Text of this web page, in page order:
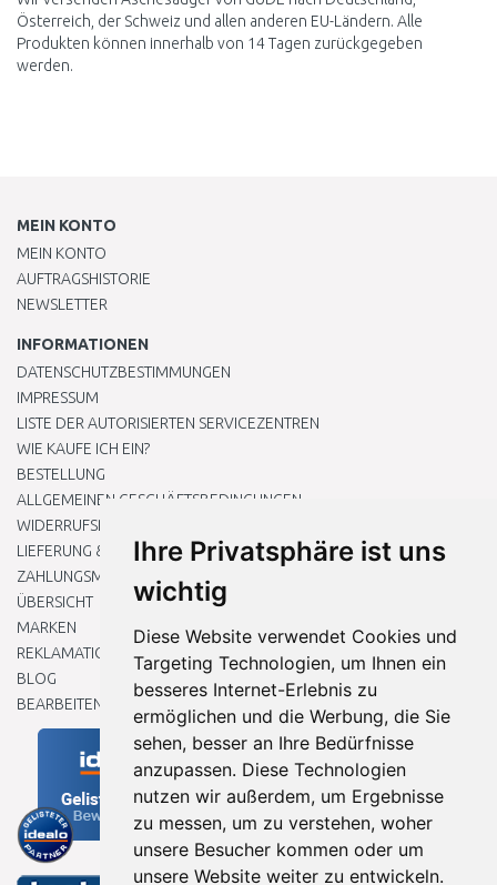
Ihre Privatsphäre ist uns
wichtig
Diese Website verwendet Cookies und
Targeting Technologien, um Ihnen ein
besseres Internet-Erlebnis zu
ermöglichen und die Werbung, die Sie
sehen, besser an Ihre Bedürfnisse
anzupassen. Diese Technologien
nutzen wir außerdem, um Ergebnisse
zu messen, um zu verstehen, woher
unsere Besucher kommen oder um
unsere Website weiter zu entwickeln.
Österreich, der Schweiz und allen anderen EU-Ländern. Alle
Produkten können innerhalb von 14 Tagen zurückgegeben
werden.
MEIN KONTO
MEIN KONTO
AUFTRAGSHISTORIE
NEWSLETTER
INFORMATIONEN
DATENSCHUTZBESTIMMUNGEN
IMPRESSUM
LISTE DER AUTORISIERTEN SERVICEZENTREN
WIE KAUFE ICH EIN?
BESTELLUNG
ALLGEMEINEN GESCHÄFTSBEDINGUNGEN
WIDERRUFSRECHT
LIEFERUNG & ZAHLUNG
ZAHLUNGSMETHODEN
ÜBERSICHT
MARKEN
REKLAMATIONEN UND RETOUREN
BLOG
BEARBEITEN SIE MEINE COOKIE-EINSTELLUNGEN